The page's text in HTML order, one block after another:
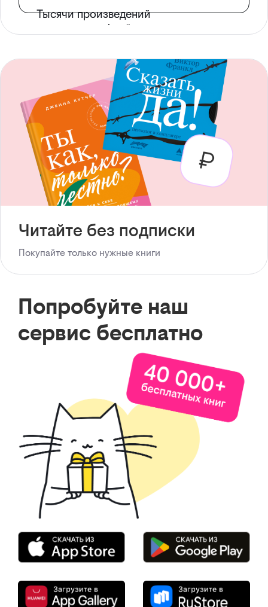
Тысячи произведений
с доступом офлайн
Читайте без подписки
Покупайте только нужные книги
Попробуйте наш
сервис бесплатно